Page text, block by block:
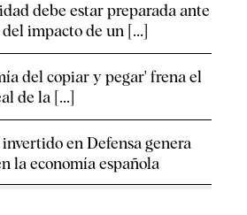
debe estar preparada ante
del impacto de un [...]
del copiar y pegar' frena el
de la [...]
en Defensa genera
la economía española